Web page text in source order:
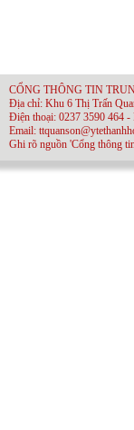
CỔNG THÔNG TIN
Địa chỉ: Khu 6 Thị Trấn
Điện thoại: 0237 3590 464 -
Email:
Ghi rõ nguồn 'Cổng thông